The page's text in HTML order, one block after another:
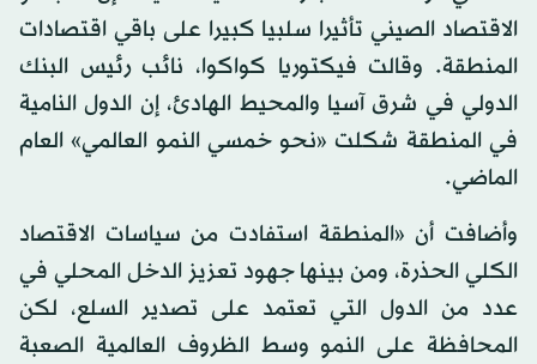
الاقتصاد الصيني تأثيرا سلبيا كبيرا على باقي اقتصادات
المنطقة. وقالت فيكتوريا كواكوا، نائب رئيس البنك
الدولي في شرق آسيا والمحيط الهادئ، إن الدول النامية
في المنطقة شكلت «نحو خمسي النمو العالمي» العام
الماضي.
وأضافت أن «المنطقة استفادت من سياسات الاقتصاد
الكلي الحذرة، ومن بينها جهود تعزيز الدخل المحلي في
عدد من الدول التي تعتمد على تصدير السلع، لكن
المحافظة على النمو وسط الظروف العالمية الصعبة